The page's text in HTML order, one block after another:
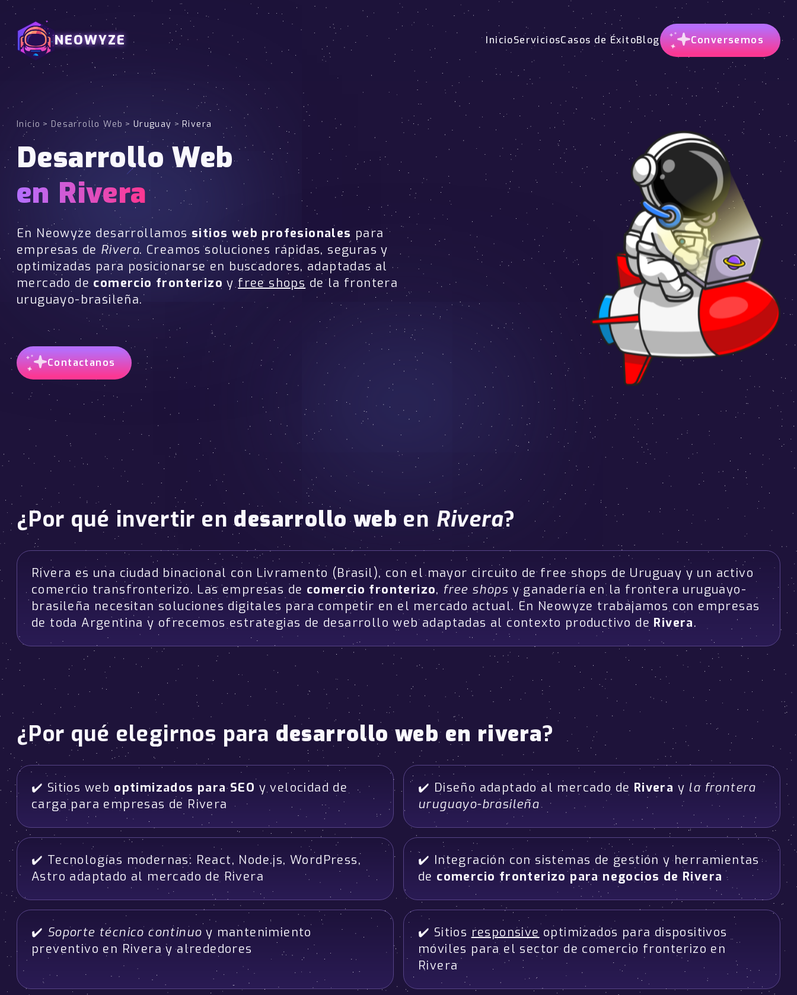
NEOWYZE InicioServiciosCasos de ÉxitoBlog Conversemos
Inicio > Desarrollo Web > Uruguay > Rivera
Desarrollo Web
en Rivera
En Neowyze desarrollamossitios web profesionales para
empresas de Rivera. Creamos soluciones rápidas, seguras y
optimizadas para posicionarse en buscadores, adaptadas al
mercado de comercio fronterizo yfree shops de la frontera
uruguayo-brasileña.
Contactanos
¿Por qué invertir endesarrollo weben Rivera?
Rivera es una ciudad binacional con Livramento (Brasil), con el mayor circuito de free shops de Uruguay y un activo
comercio transfronterizo. Las empresas de comercio fronterizo, free shops y ganadería en la frontera uruguayo-
brasileña necesitan soluciones digitales para competir en el mercado actual. En Neowyze trabajamos con empresas
de toda Argentina y ofrecemos estrategias de desarrollo web adaptadas al contexto productivo de Rivera.
¿Por qué elegirnos para desarrollo web en rivera?
✔️ Sitios web optimizados para SEO y velocidad de
carga para empresas de Rivera
✔️ Diseño adaptado al mercado de Rivera y la frontera
uruguayo-brasileña
✔️ Tecnologías modernas: React, Node.js, WordPress,
Astro adaptado al mercado de Rivera
✔️ Integración con sistemas de gestión y herramientas
de comercio fronterizo para negocios de Rivera
✔️ Soporte técnico continuo y mantenimiento
preventivo en Rivera y alrededores
✔️ Sitios responsive optimizados para dispositivos
móviles para el sector de comercio fronterizo en
Rivera